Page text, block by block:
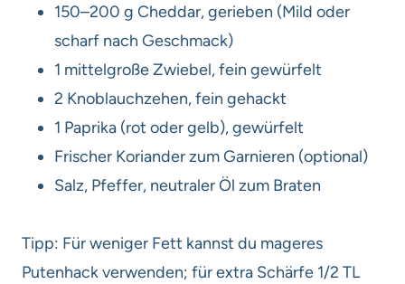
150–200 g Cheddar, gerieben (Mild oder
scharf nach Geschmack)
1 mittelgroße Zwiebel, fein gewürfelt
2 Knoblauchzehen, fein gehackt
1 Paprika (rot oder gelb), gewürfelt
Frischer Koriander zum Garnieren (optional)
Salz, Pfeffer, neutraler Öl zum Braten
Tipp: Für weniger Fett kannst du mageres
Putenhack verwenden; für extra Schärfe 1/2 TL